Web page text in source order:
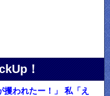
！
攫われたー！」 私「え